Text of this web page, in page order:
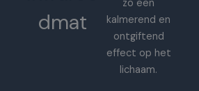
dmat
zo een
kalmerend en
ontgiftend
effect op het
lichaam.